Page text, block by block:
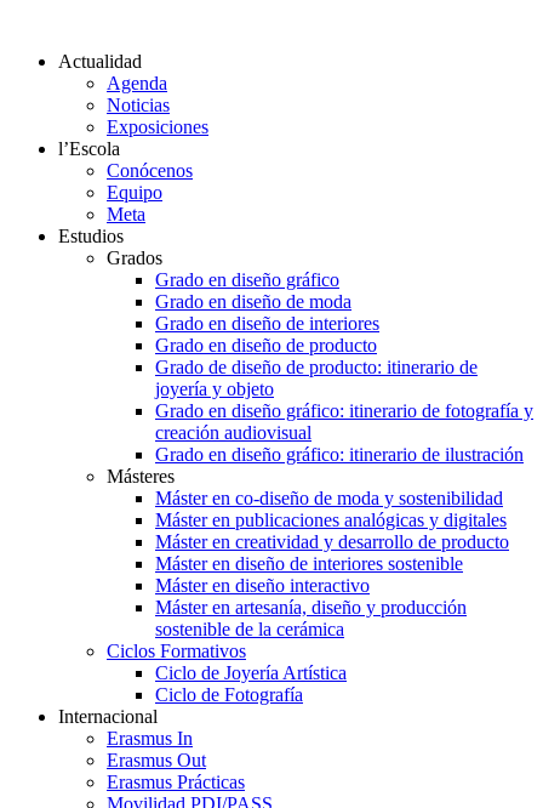
Actualidad
Agenda
Noticias
Exposiciones
l’Escola
Conócenos
Equipo
Meta
Estudios
Grados
Grado en diseño gráfico
Grado en diseño de moda
Grado en diseño de interiores
Grado en diseño de producto
Grado de diseño de producto: itinerario de
joyería y objeto
Grado en diseño gráfico: itinerario de fotografía y
creación audiovisual
Grado en diseño gráfico: itinerario de ilustración
Másteres
Máster en co-diseño de moda y sostenibilidad
Máster en publicaciones analógicas y digitales
Máster en creatividad y desarrollo de producto
Máster en diseño de interiores sostenible
Máster en diseño interactivo
Máster en artesanía, diseño y producción
sostenible de la cerámica
Ciclos Formativos
Ciclo de Joyería Artística
Ciclo de Fotografía
Internacional
Erasmus In
Erasmus Out
Erasmus Prácticas
Movilidad PDI/PASS